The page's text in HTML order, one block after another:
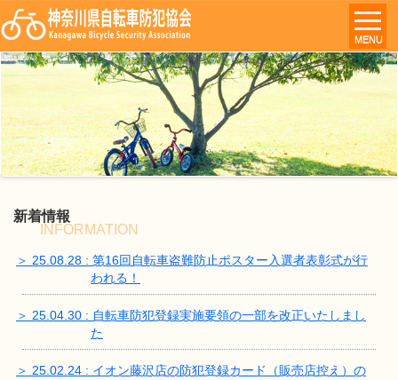
MENU
新着情報
INFORMATION
＞ 25.08.28 : 第16回自転車盗難防止ポスター入選者表彰式が行
われる！
＞ 25.04.30 : 自転車防犯登録実施要領の一部を改正いたしまし
た
＞ 25.02.24 : イオン藤沢店の防犯登録カード（販売店控え）の